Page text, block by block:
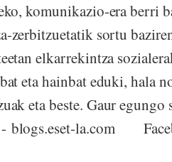
komunikazio-era berri
zerbitzuetatik sortu
elkarrekintza
eta hainbat eduki, hala
eta beste. Gaur
blogs.eset-la.com